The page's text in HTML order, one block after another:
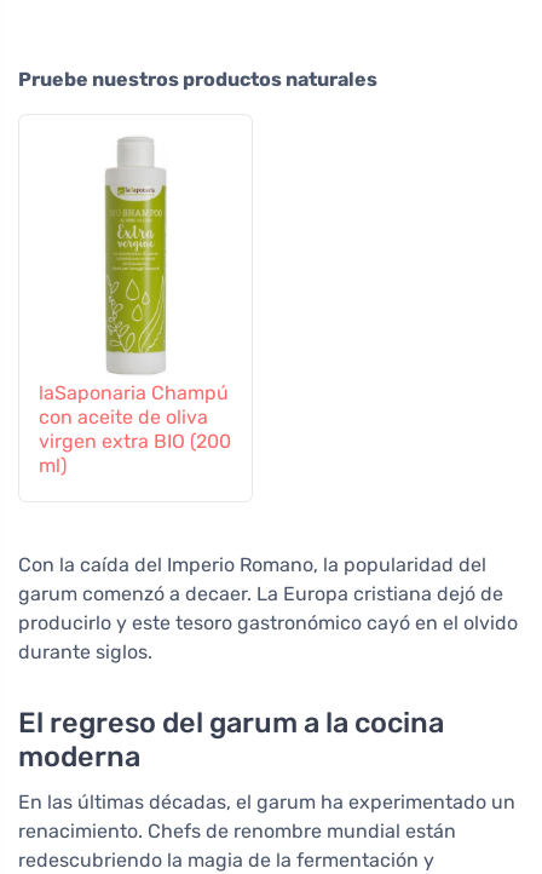
Pruebe nuestros productos naturales
laSaponaria Champú
con aceite de oliva
virgen extra BIO (200
ml)
Con la caída del Imperio Romano, la popularidad del
garum comenzó a decaer. La Europa cristiana dejó de
producirlo y este tesoro gastronómico cayó en el olvido
durante siglos.
El regreso del garum a la cocina
moderna
En las últimas décadas, el garum ha experimentado un
renacimiento. Chefs de renombre mundial están
redescubriendo la magia de la fermentación y